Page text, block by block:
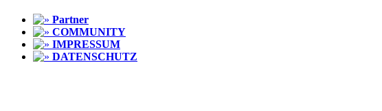
Partner
COMMUNITY
IMPRESSUM
DATENSCHUTZ